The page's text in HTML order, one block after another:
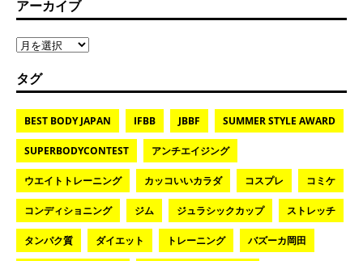
アーカイブ
タグ
BEST BODY JAPAN IFBB JBBF SUMMER STYLE AWARD
SUPERBODYCONTEST アンチエイジング
ウエイトトレーニング カッコいいカラダ コスプレ コミケ
コンディショニング ジム ジュラシックカップ ストレッチ
タンパク質 ダイエット トレーニング バズーカ岡田